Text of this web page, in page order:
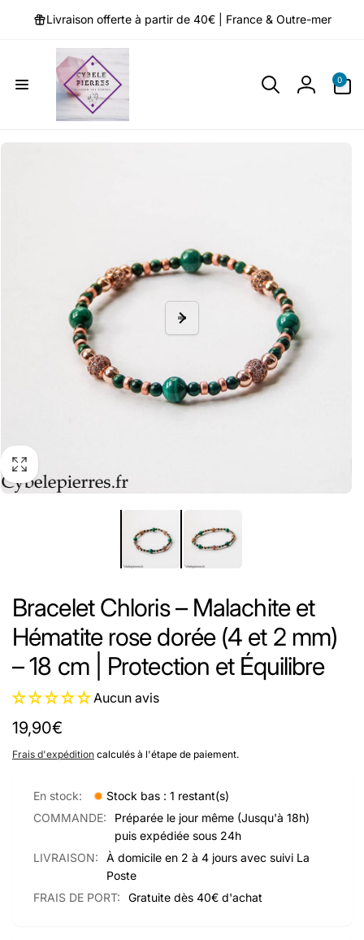
passer Livraison offerte à partir de 40€ | France & Outre-mer
0
0 article
Bracelet Chloris – Malachite et
Hématite rose dorée (4 et 2 mm)
– 18 cm | Protection et Équilibre
Aucun avis
Prix
habituel
19,90€
Frais d'expédition calculés à l'étape de paiement.
En stock:
Stock bas : 1 restant(s)
COMMANDE:
Préparée le jour même (Jusqu'à 18h)
puis expédiée sous 24h
LIVRAISON:
À domicile en 2 à 4 jours avec suivi La
Poste
FRAIS DE PORT:
Gratuite dès 40€ d'achat